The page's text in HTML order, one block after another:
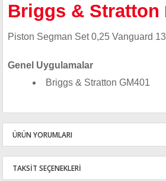
Briggs & Stratton
Piston Segman Set 0,25 Vanguard
Genel Uygulamalar
Briggs & Stratton GM401
ÜRÜN YORUMLARI
TAKSİT SEÇENEKLERİ